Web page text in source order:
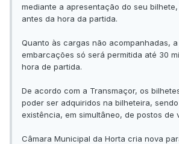
mediante a apresentação do seu bilhete,
antes da hora da partida.
Quanto às cargas não acompanhadas,
embarcações só será permitida até 30
hora de partida.
De acordo com a Transmaçor, os
poder ser adquiridos na bilheteira,
existência, em simultâneo, de postos de
Câmara Municipal da Horta cria nova